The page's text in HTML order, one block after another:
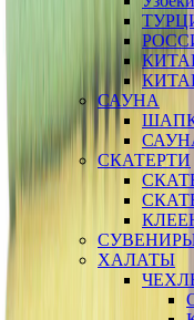
САУНА
СКАТЕРТИ
ХАЛАТЫ